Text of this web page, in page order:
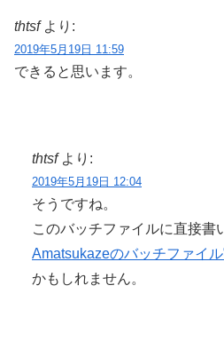
thtsf より:
2019年5月19日 11:59
できると思います。
thtsf より:
2019年5月19日 12:04
そうですね。
このバッチファイルに直接書
Amatsukazeのバッチファイ
かもしれません。